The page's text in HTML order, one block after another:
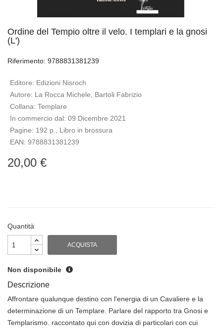
Ordine del Tempio oltre il velo. I templari e la gnosi
(L')
Riferimento: 9788831381239
Editore: Edizioni Nisroch
Autore: La Rocca Michele, Bartoli Fabrizio
Collana: Templare
In commercio dal: 09 Dicembre 2021
Pagine: 192 p., Libro in brossura
EAN: 9788831381239
20,00 €
Quantità
ACQUISTA
Non disponibile
Descrizione
Affrontare qualunque destino con l'energia di un Cavaliere e la
determinazione di un Templare. Parlare del rapporto tra Gnosi e
Templarismo. raccontato qui con dovizia di particolari con cui